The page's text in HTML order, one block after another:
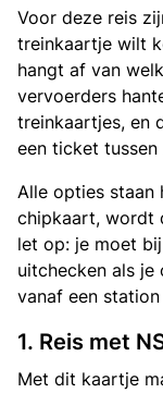
Voor deze reis
treinkaartje wilt
hangt af van
vervoerders
treinkaartjes, en
een ticket tussen
Alle opties staan
chipkaart, wordt
let op: je moet
uitchecken als
vanaf een
1. Reis met
Met dit kaartje